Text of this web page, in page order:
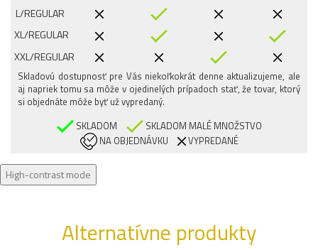
L/REGULAR
XL/REGULAR
XXL/REGULAR
Skladovú dostupnosť pre Vás niekoľkokrát denne aktualizujeme, ale
aj napriek tomu sa môže v ojedinelých prípadoch stať, že tovar, ktorý
si objednáte môže byť už vypredaný.
SKLADOM
SKLADOM MALÉ MNOŽSTVO
NA OBJEDNÁVKU
VYPREDANÉ
High-contrast mode
Alternatívne produkty